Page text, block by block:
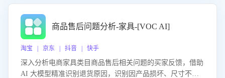
商品售后问题分析-家具-[VOC AI]
淘宝 | 京东 | 抖音 | 快手
深入分析电商家具类目商品售后相关问题的买家反馈，借助
AI 大模型精准识别退货原因，识别因产品损坏、尺寸不符